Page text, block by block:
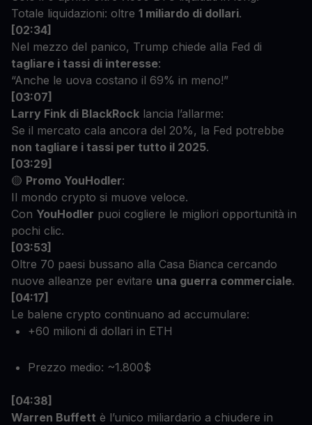
Totale liquidazioni: oltre 1 miliardo di dollari.
[02:34]
Nel mezzo del panico, Trump chiede alla Fed di
tagliare i tassi di interesse:
“Anche le uova costano il 69% in meno!”
[03:07]
Larry Fink di BlackRock lancia l’allarme:
Se il mercato cala ancora del 20%, la Fed potrebbe
non tagliare i tassi per tutto il 2025.
[03:29]
🟡 Promo YouHodler:
Il mondo crypto si muove veloce.
Con YouHodler puoi cogliere le migliori opportunità in
pochi clic.
[03:53]
Oltre 70 paesi bussano alla Casa Bianca cercando
nuove alleanze per evitare una guerra commerciale.
[04:17]
Le balene crypto continuano ad accumulare:
+60 milioni di dollari in ETH
Prezzo medio: ~1.800$
[04:38]
Warren Buffett è l’unico miliardario a chiudere in